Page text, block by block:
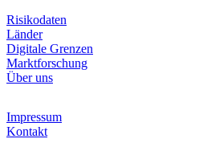
Risikodaten
Länder
Digitale Grenzen
Marktforschung
Über uns
Impressum
Kontakt